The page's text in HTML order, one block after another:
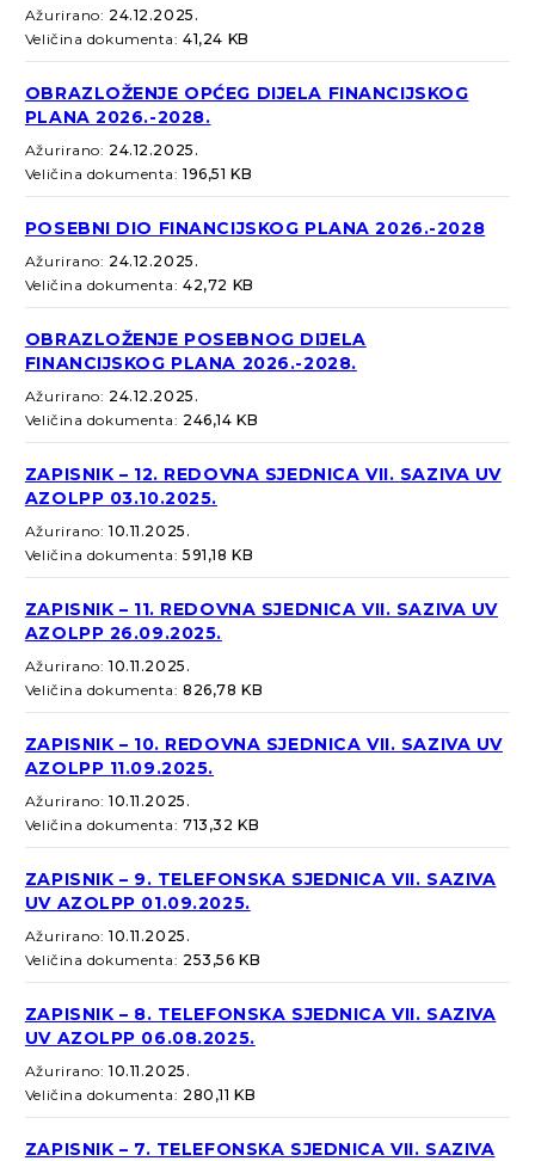
Ažurirano: 24.12.2025.
Veličina dokumenta:41,24 KB
OBRAZLOŽENJE OPĆEG DIJELA FINANCIJSKOG
PLANA 2026.-2028.
Ažurirano: 24.12.2025.
Veličina dokumenta:196,51 KB
POSEBNI DIO FINANCIJSKOG PLANA 2026.-2028
Ažurirano: 24.12.2025.
Veličina dokumenta:42,72 KB
OBRAZLOŽENJE POSEBNOG DIJELA
FINANCIJSKOG PLANA 2026.-2028.
Ažurirano: 24.12.2025.
Veličina dokumenta: 246,14 KB
ZAPISNIK – 12. REDOVNA SJEDNICA VII. SAZIVA UV
AZOLPP 03.10.2025.
Ažurirano:10.11.2025.
Veličina dokumenta:591,18 KB
ZAPISNIK – 11. REDOVNA SJEDNICA VII. SAZIVA UV
AZOLPP 26.09.2025.
Ažurirano:10.11.2025.
Veličina dokumenta:826,78 KB
ZAPISNIK – 10. REDOVNA SJEDNICA VII. SAZIVA UV
AZOLPP 11.09.2025.
Ažurirano:10.11.2025.
Veličina dokumenta:713,32 KB
ZAPISNIK – 9. TELEFONSKA SJEDNICA VII. SAZIVA
UV AZOLPP 01.09.2025.
Ažurirano:10.11.2025.
Veličina dokumenta: 253,56 KB
ZAPISNIK – 8. TELEFONSKA SJEDNICA VII. SAZIVA
UV AZOLPP 06.08.2025.
Ažurirano:10.11.2025.
Veličina dokumenta: 280,11 KB
ZAPISNIK – 7. TELEFONSKA SJEDNICA VII. SAZIVA